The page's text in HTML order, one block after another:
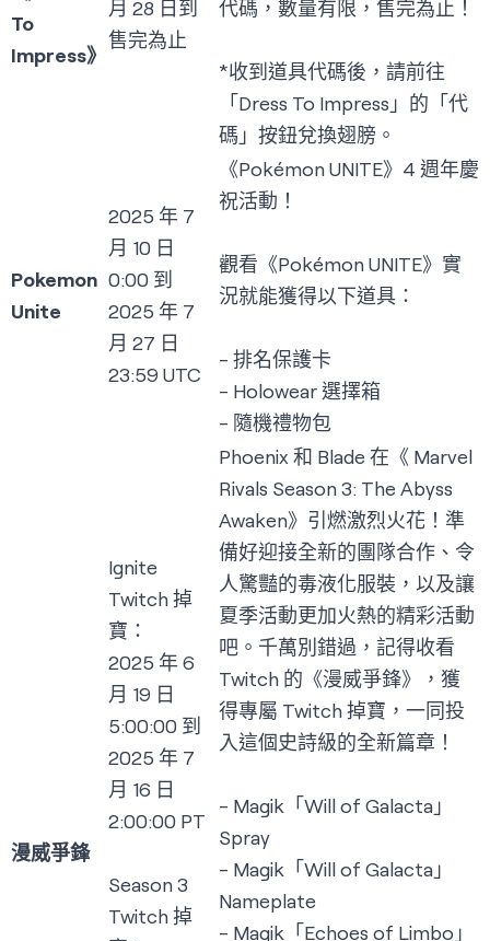
To
Impress》
月 28 日到
售完為止
代碼，數量有限，售完為止！
*收到道具代碼後，請前往
「Dress To Impress」的「代
碼」按鈕兌換翅膀。
Pokemon
Unite
2025 年 7
月 10 日
0:00 到
2025 年 7
月 27 日
23:59 UTC
《Pokémon UNITE》4 週年慶
祝活動！
觀看《Pokémon UNITE》實
況就能獲得以下道具：
- 排名保護卡
- Holowear 選擇箱
- 隨機禮物包
漫威爭鋒
Ignite
Twitch 掉
寶：
2025 年 6
月 19 日
5:00:00 到
2025 年 7
月 16 日
2:00:00 PT
Season 3
Twitch 掉
Phoenix 和 Blade 在《 Marvel
Rivals Season 3: The Abyss
Awaken》引燃激烈火花！準
備好迎接全新的團隊合作、令
人驚豔的毒液化服裝，以及讓
夏季活動更加火熱的精彩活動
吧。千萬別錯過，記得收看
Twitch 的《漫威爭鋒》，獲
得專屬 Twitch 掉寶，一同投
入這個史詩級的全新篇章！
- Magik「Will of Galacta」
Spray
- Magik「Will of Galacta」
Nameplate
- Magik「Echoes of Limbo」